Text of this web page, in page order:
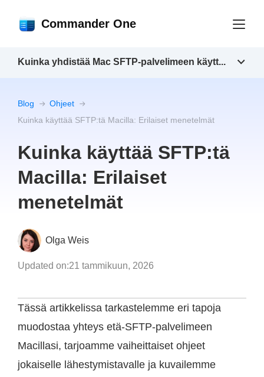
Commander One
Blog
Ohjeet
Kuinka käyttää SFTP:tä Macilla: Erilaiset menetelmät
Kuinka käyttää SFTP:tä
Macilla: Erilaiset
menetelmät
Olga Weis
Updated on:21 tammikuun, 2026
Tässä artikkelissa tarkastelemme eri tapoja
muodostaa yhteys etä-SFTP-palvelimeen
Macillasi, tarjoamme vaiheittaiset ohjeet
jokaiselle lähestymistavalle ja kuvailemme
Kuinka yhdistää Mac SFTP-palvelimeen käytt...